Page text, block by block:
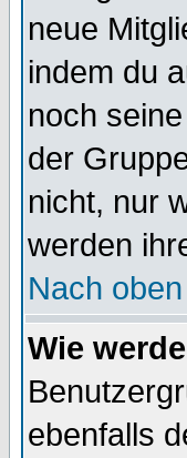
neue
indem du
noch
der
nicht, nur
werden
Nach oben
Wie
ebenfalls